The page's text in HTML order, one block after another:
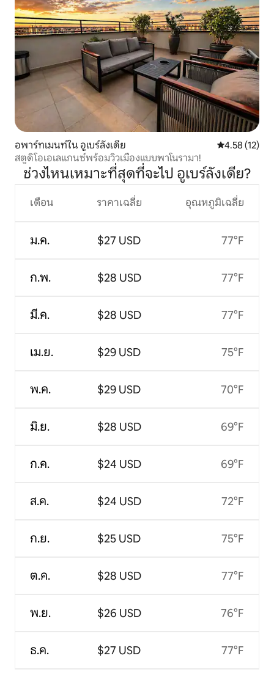
อพาร์ทเมนท์ใน อูเบร์ลังเดีย คะแนนเฉลี่ย
4.58 (12)
สตูดิโอเอเลแกนซ์พร้อมวิวเมืองแบบพาโนรามา!
ช่วงไหนเหมาะที่สุดที่จะไป อูเบร์ลังเดีย?
เดือน
ม.ค.
ก.พ.
มี.ค.
เม.ย.
พ.ค.
มิ.ย.
ก.ค.
ส.ค.
ก.ย.
ต.ค.
พ.ย.
ธ.ค.
ราคาเฉลี่ย
$27 USD
$28 USD
$28 USD
$29 USD
$29 USD
$28 USD
$24 USD
$24 USD
$25 USD
$28 USD
$26 USD
$27 USD
อุณหภูมิเฉลี่ย
77°F
77°F
77°F
75°F
70°F
69°F
69°F
72°F
75°F
77°F
76°F
77°F